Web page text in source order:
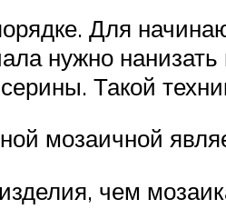
Для
нужно
Такой
мозаичной
чем